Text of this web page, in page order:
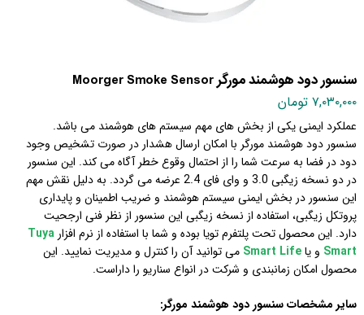
سنسور دود هوشمند مورگر Moorger Smoke Sensor
۷,۰۳۰,۰۰۰ تومان
عملکرد ایمنی یکی از بخش های مهم سیستم های هوشمند می باشد.
سنسور دود هوشمند مورگر با امکان ارسال هشدار در صورت تشخیص وجود
دود در فضا به سرعت شما را از احتمال وقوع خطر آگاه می کند. این سنسور
در دو نسخه زیگبی 3.0 و وای فای 2.4 عرضه می گردد. به دلیل نقش مهم
این سنسور در بخش ایمنی سیستم هوشمند و ضریب اطمینان و پایداری
پروتکل زیگبی، استفاده از نسخه زیگبی این سنسور از نظر فنی ارجحیت
دارد. این محصول تحت پلتفرم تویا بوده و شما با استفاده از نرم افزار Tuya
Smart و یاSmart Life می توانید آن را کنترل و مدیریت نمایید. این
محصول امکان زمانبندی و شرکت در انواع سناریو را داراست.
سایر مشخصات سنسور دود هوشمند مورگر: